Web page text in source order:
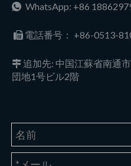
 WhatsApp: +86
 電話番号： +86-0513-
追加先: 中国江蘇省南通
団地1号ビル2階